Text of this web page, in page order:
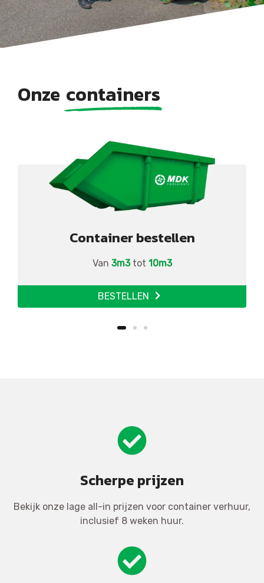
Onze containers
Container bestellen
Van 3m3 tot 10m3
BESTELLEN
Scherpe prijzen
Bekijk onze lage all-in prijzen voor container verhuur,
inclusief 8 weken huur.